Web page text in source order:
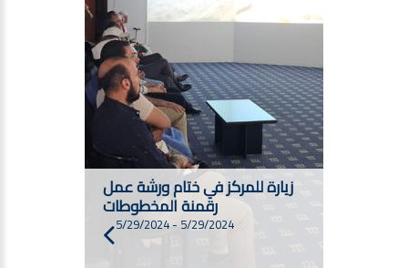
زيارة للمركز في ختام ورشة عمل
رقمنة المخطوطات
5/29/2024
-
5/29/2024